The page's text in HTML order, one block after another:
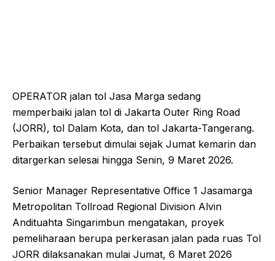
OPERATOR jalan tol Jasa Marga sedang
memperbaiki jalan tol di Jakarta Outer Ring Road
(JORR), tol Dalam Kota, dan tol Jakarta-Tangerang.
Perbaikan tersebut dimulai sejak Jumat kemarin dan
ditargerkan selesai hingga Senin, 9 Maret 2026.
Senior Manager Representative Office 1 Jasamarga
Metropolitan Tollroad Regional Division Alvin
Andituahta Singarimbun mengatakan, proyek
pemeliharaan berupa perkerasan jalan pada ruas Tol
JORR dilaksanakan mulai Jumat, 6 Maret 2026